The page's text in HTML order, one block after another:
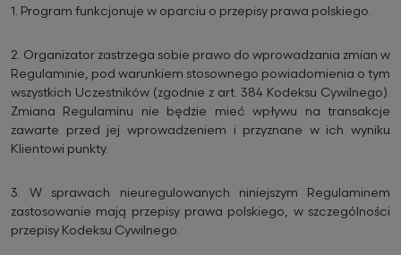
1. Program funkcjonuje w oparciu o przepisy prawa polskiego.
2. Organizator zastrzega sobie prawo do wprowadzania zmian w
Regulaminie, pod warunkiem stosownego powiadomienia o tym
wszystkich Uczestników (zgodnie z art. 384 Kodeksu Cywilnego).
Zmiana Regulaminu nie będzie mieć wpływu na transakcje
zawarte przed jej wprowadzeniem i przyznane w ich wyniku
Klientowi punkty.
3.
W sprawach nieuregulowanych niniejszym Regulaminem
zastosowanie mają przepisy prawa polskiego, w szczególności
przepisy Kodeksu Cywilnego.